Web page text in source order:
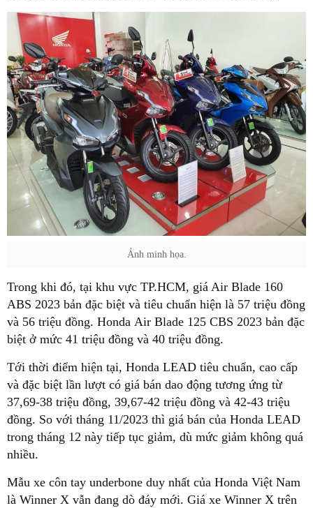
Ảnh minh họa.
Trong khi đó, tại khu vực TP.HCM, giá Air Blade 160
ABS 2023 bản đặc biệt và tiêu chuẩn hiện là 57 triệu đồng
và 56 triệu đồng. Honda Air Blade 125 CBS 2023 bản đặc
biệt ở mức 41 triệu đồng và 40 triệu đồng.
Tới thời điểm hiện tại, Honda LEAD tiêu chuẩn, cao cấp
và đặc biệt lần lượt có giá bán dao động tương ứng từ
37,69-38 triệu đồng, 39,67-42 triệu đồng và 42-43 triệu
đồng. So với tháng 11/2023 thì giá bán của Honda LEAD
trong tháng 12 này tiếp tục giảm, dù mức giảm không quá
nhiều.
Mẫu xe côn tay underbone duy nhất của Honda Việt Nam
là Winner X vẫn đang dò đáy mới. Giá xe Winner X trên